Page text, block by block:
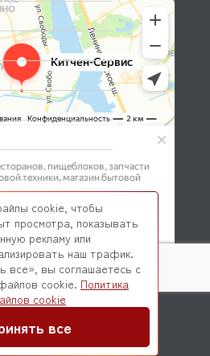
Интернет-магазин запчастей
кухни
cookie, чтобы
просмотра, показывать
рекламу или
наш трафик.
все», вы соглашаетесь с
cookie. Политика
cookie
все